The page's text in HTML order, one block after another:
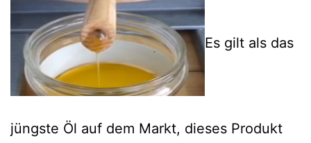
Es gilt als das
jüngste Öl auf dem Markt, dieses Produkt